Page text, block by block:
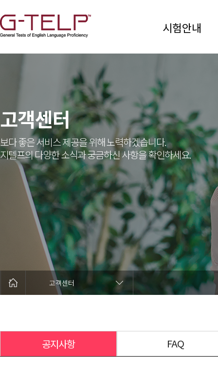
시험안내
고객센터
보다 좋은 서비스 제공을 위해 노력하겠습니다.
지텔프의 다양한 소식과 궁금하신 사항을 확인하세요.
고객센터
공지사항 FAQ